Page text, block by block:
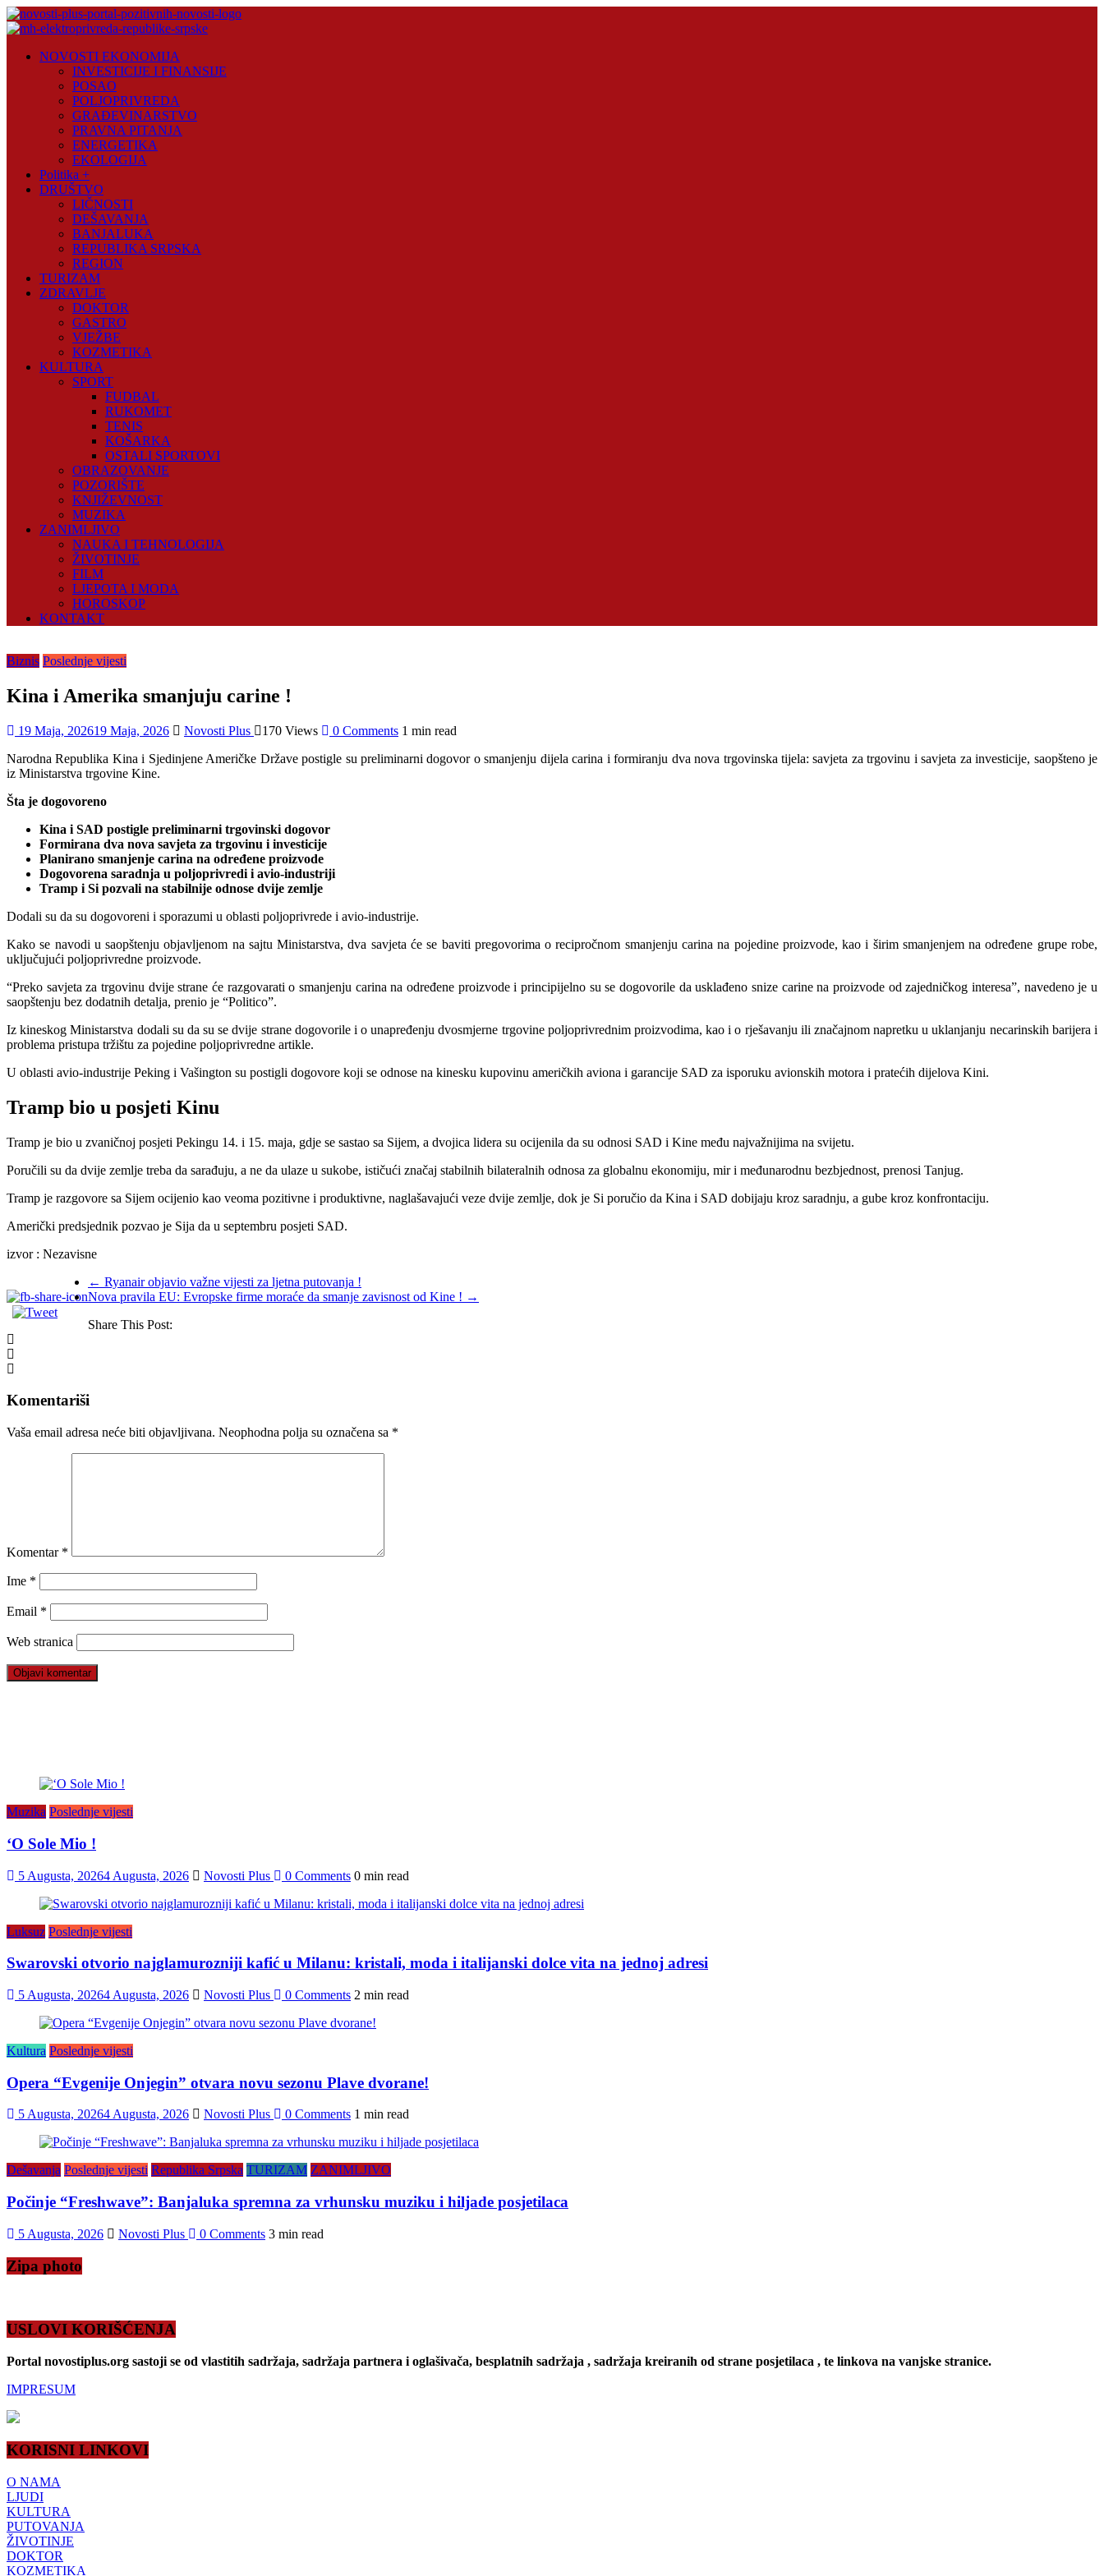
Skip
to
Plus
NOVOSTI EKONOMIJA
INVESTICIJE I FINANSIJE
POSAO
POLJOPRIVREDA
GRAĐEVINARSTVO
PRAVNA PITANJA
ENERGETIKA
EKOLOGIJA
Politika +
DRUŠTVO
LIČNOSTI
DEŠAVANJA
BANJALUKA
REPUBLIKA SRPSKA
REGION
TURIZAM
ZDRAVLJE
DOKTOR
GASTRO
VJEŽBE
KOZMETIKA
KULTURA
SPORT
FUDBAL
RUKOMET
TENIS
KOŠARKA
OSTALI SPORTOVI
OBRAZOVANJE
POZORIŠTE
KNJIŽEVNOST
MUZIKA
ZANIMLJIVO
NAUKA I TEHNOLOGIJA
ŽIVOTINJE
FILM
LJEPOTA I MODA
HOROSKOP
KONTAKT
Biznis Poslednje vijesti
Kina i Amerika smanjuju carine !
19 Maja, 202619 Maja, 2026 Novosti Plus 170 Views 0 Comments 1 min read
Narodna Republika Kina i Sjedinjene Američke Države postigle su preliminarni dogovor o smanjenju dijela carina i formiranju dva nova trgovinska tijela: savjeta za trgovinu i savjeta za investicije, saopšteno je
iz Ministarstva trgovine Kine.
Šta je dogovoreno
Kina i SAD postigle preliminarni trgovinski dogovor
Formirana dva nova savjeta za trgovinu i investicije
Planirano smanjenje carina na određene proizvode
Dogovorena saradnja u poljoprivredi i avio-industriji
Tramp i Si pozvali na stabilnije odnose dvije zemlje
Dodali su da su dogovoreni i sporazumi u oblasti poljoprivrede i avio-industrije.
Kako se navodi u saopštenju objavljenom na sajtu Ministarstva, dva savjeta će se baviti pregovorima o recipročnom smanjenju carina na pojedine proizvode, kao i širim smanjenjem na određene grupe robe,
uključujući poljoprivredne proizvode.
“Preko savjeta za trgovinu dvije strane će razgovarati o smanjenju carina na određene proizvode i principijelno su se dogovorile da usklađeno snize carine na proizvode od zajedničkog interesa”, navedeno je u
saopštenju bez dodatnih detalja, prenio je “Politico”.
Iz kineskog Ministarstva dodali su da su se dvije strane dogovorile i o unapređenju dvosmjerne trgovine poljoprivrednim proizvodima, kao i o rješavanju ili značajnom napretku u uklanjanju necarinskih barijera i
problema pristupa tržištu za pojedine poljoprivredne artikle.
U oblasti avio-industrije Peking i Vašington su postigli dogovore koji se odnose na kinesku kupovinu američkih aviona i garancije SAD za isporuku avionskih motora i pratećih dijelova Kini.
Tramp bio u posjeti Kinu
Tramp je bio u zvaničnoj posjeti Pekingu 14. i 15. maja, gdje se sastao sa Sijem, a dvojica lidera su ocijenila da su odnosi SAD i Kine među najvažnijima na svijetu.
Poručili su da dvije zemlje treba da sarađuju, a ne da ulaze u sukobe, ističući značaj stabilnih bilateralnih odnosa za globalnu ekonomiju, mir i međunarodnu bezbjednost, prenosi Tanjug.
Tramp je razgovore sa Sijem ocijenio kao veoma pozitivne i produktivne, naglašavajući veze dvije zemlje, dok je Si poručio da Kina i SAD dobijaju kroz saradnju, a gube kroz konfrontaciju.
Američki predsjednik pozvao je Sija da u septembru posjeti SAD.
izvor : Nezavisne
← Ryanair objavio važne vijesti za ljetna putovanja !
Nova pravila EU: Evropske firme moraće da smanje zavisnost od Kine ! →
Share This Post:
Komentariši
Vaša email adresa neće biti objavljivana. Neophodna polja su označena sa *
Komentar *
Ime *
Email *
Web stranica
Muzika Poslednje vijesti
‘O Sole Mio !
5 Augusta, 20264 Augusta, 2026 Novosti Plus 0 Comments 0 min read
Luksuz Poslednje vijesti
Swarovski otvorio najglamurozniji kafić u Milanu: kristali, moda i italijanski dolce vita na jednoj adresi
5 Augusta, 20264 Augusta, 2026 Novosti Plus 0 Comments 2 min read
Kultura Poslednje vijesti
Opera “Evgenije Onjegin” otvara novu sezonu Plave dvorane!
5 Augusta, 20264 Augusta, 2026 Novosti Plus 0 Comments 1 min read
Dešavanja Poslednje vijesti Republika Srpska TURIZAM ZANIMLJIVO
Počinje “Freshwave”: Banjaluka spremna za vrhunsku muziku i hiljade posjetilaca
5 Augusta, 2026 Novosti Plus 0 Comments 3 min read
Zipa photo
USLOVI KORIŠĆENJA
Portal novostiplus.org sastoji se od vlastitih sadržaja, sadržaja partnera i oglašivača, besplatnih sadržaja , sadržaja kreiranih od strane posjetilaca , te linkova na vanjske stranice.
IMPRESUM
KORISNI LINKOVI
O NAMA
LJUDI
KULTURA
PUTOVANJA
ŽIVOTINJE
DOKTOR
KOZMETIKA